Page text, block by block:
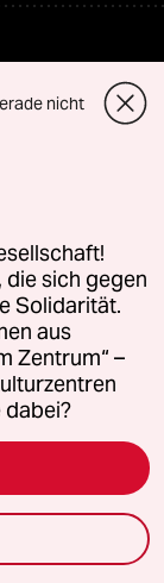
nicht
die sich gegen
Solidarität.
aus
Zentrum“ –
dabei?